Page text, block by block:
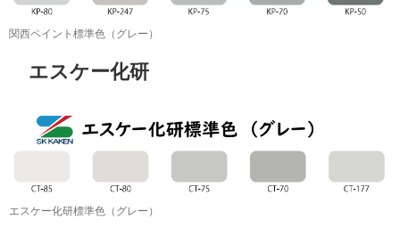
関西ペイント標準色（グレー）
エスケー化研
エスケー化研標準色（グレー）